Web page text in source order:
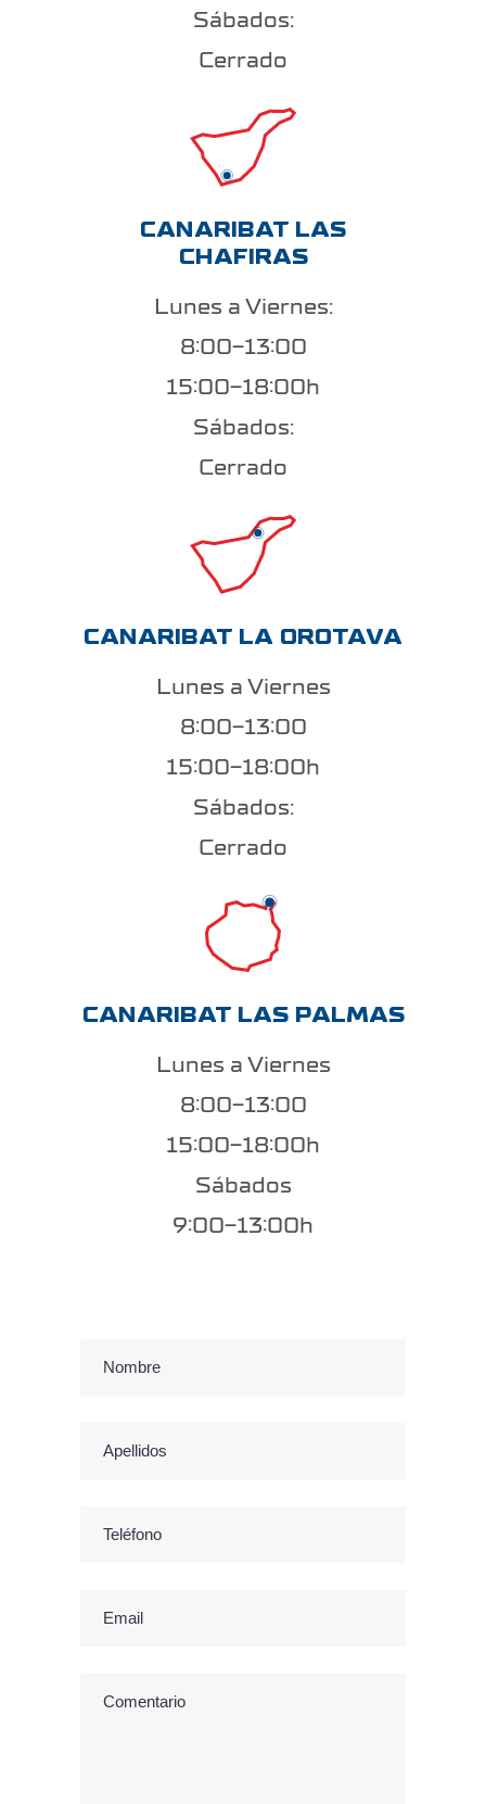
Sábados:
Cerrado
CANARIBAT LAS
CHAFIRAS
Lunes a Viernes:
8:00-13:00
15:00-18:00h
Sábados:
Cerrado
CANARIBAT LA OROTAVA
Lunes a Viernes
8:00-13:00
15:00-18:00h
Sábados:
Cerrado
CANARIBAT LAS PALMAS
Lunes a Viernes
8:00-13:00
15:00-18:00h
Sábados
9:00-13:00h